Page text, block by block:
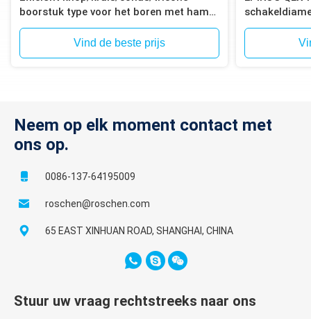
boorstuk type voor het boren met hamer
in het gat
Vind de beste prijs
voor het
Neem op elk moment contact met
ons op.
0086-137-64195009
roschen@roschen.com
65 EAST XINHUAN ROAD, SHANGHAI, CHINA
Stuur uw vraag rechtstreeks naar ons